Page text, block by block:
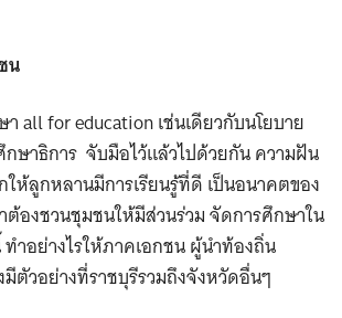
น
all for education เช่นเดียวกับนโยบาย
กษาธิการ จับมือไว้แล้วไปด้วยกัน ความฝัน
ห้ลูกหลานมีการเรียนรู้ที่ดี เป็นอนาคตของ
ต้องชวนชุมชนให้มีส่วนร่วม จัดการศึกษาใน
ทำอย่างไรให้ภาคเอกชน ผู้นำท้องถิ่น
ตัวอย่างที่ราชบุรีรวมถึงจังหวัดอื่นๆ